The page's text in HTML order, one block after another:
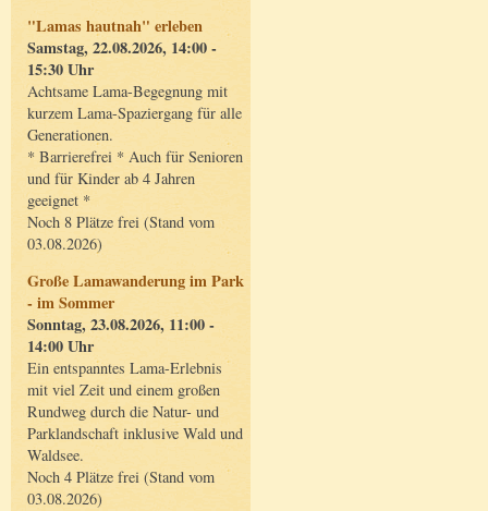
"Lamas hautnah" erleben
Samstag, 22.08.2026, 14:00 -
15:30 Uhr
Achtsame Lama-Begegnung mit
kurzem Lama-Spaziergang für alle
Generationen.
* Barrierefrei * Auch für Senioren
und für Kinder ab 4 Jahren
geeignet *
Noch 8 Plätze frei (Stand vom
03.08.2026)
Große Lamawanderung im Park
- im Sommer
Sonntag, 23.08.2026, 11:00 -
14:00 Uhr
Ein entspanntes Lama-Erlebnis
mit viel Zeit und einem großen
Rundweg durch die Natur- und
Parklandschaft inklusive Wald und
Waldsee.
Noch 4 Plätze frei (Stand vom
03.08.2026)